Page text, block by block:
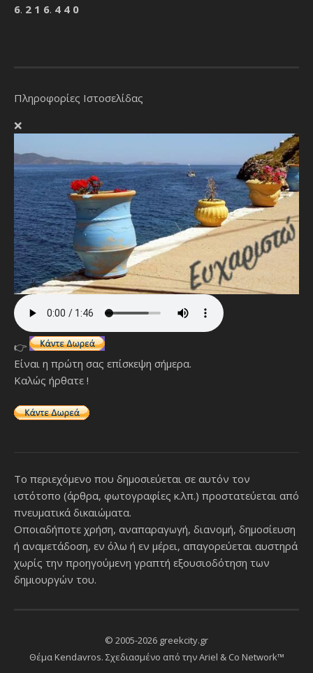
6. 2 1 6. 4 4 0
Πληροφορίες Ιστοσελίδας
❌
👉
Είναι η πρώτη σας επίσκεψη σήμερα.
Καλώς ήρθατε !
Το περιεχόμενο που δημοσιεύεται σε αυτόν τον
ιστότοπο (άρθρα, φωτογραφίες κ.λπ.) προστατεύεται από
πνευματικά δικαιώματα.
Οποιαδήποτε χρήση, αναπαραγωγή, διανομή, δημοσίευση
ή αναμετάδοση, εν όλω ή εν μέρει, απαγορεύεται αυστηρά
χωρίς την προηγούμενη γραπτή εξουσιοδότηση των
δημιουργών του.
© 2005-2026 greekcity.gr
Θέμα Kendavros. Σχεδιασμένο από τηνAriel & Co Network™